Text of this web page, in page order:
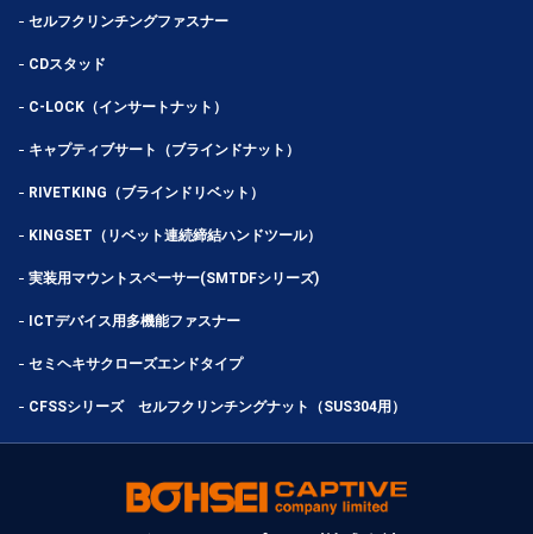
セルフクリンチングファスナー
CDスタッド
C-LOCK（インサートナット）
キャプティブサート（ブラインドナット）
RIVETKING（ブラインドリベット）
KINGSET（リベット連続締結ハンドツール）
実装用マウントスペーサー(SMTDFシリーズ)
ICTデバイス用多機能ファスナー
セミヘキサクローズエンドタイプ
CFSSシリーズ セルフクリンチングナット（SUS304用）